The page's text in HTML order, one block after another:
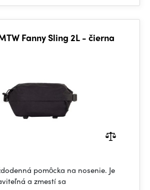
Fanny Sling 2L - čierna
pomôcka na nosenie. Je
a zmestí sa